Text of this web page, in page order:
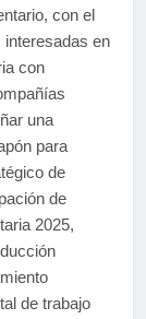
con el
interesadas en
con
una
para
de
de
2025,
de trabajo